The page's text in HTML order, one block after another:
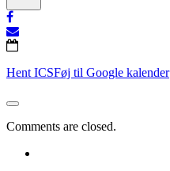
Mini
Triatlon
[]
Hent ICSFøj til Google kalender
Comments are closed.